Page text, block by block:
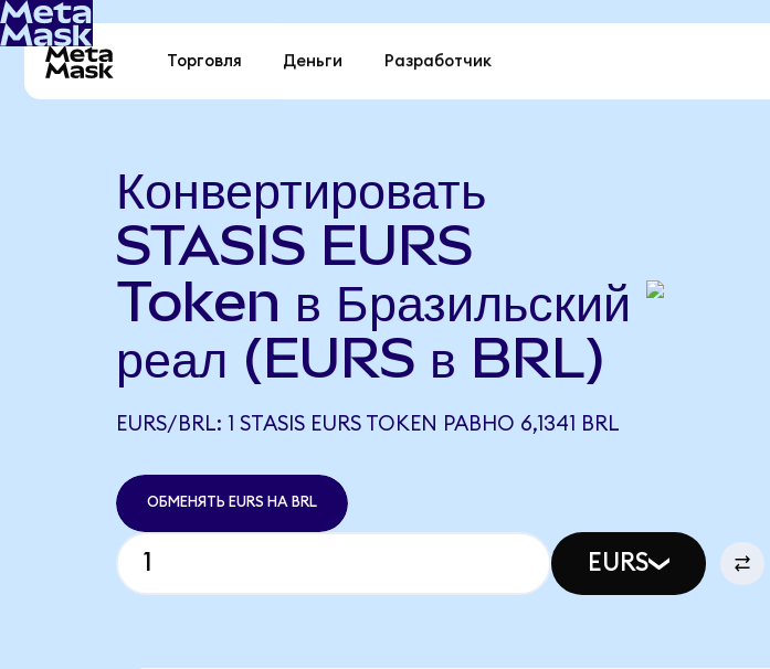
Торговля Деньги Разработчик
Конвертировать
STASIS EURS
Token в Бразильский
реал (EURS в BRL)
EURS/BRL: 1 STASIS EURS TOKEN РАВНО 6,1341 BRL
ОБМЕНЯТЬ EURS НА BRL
EURS